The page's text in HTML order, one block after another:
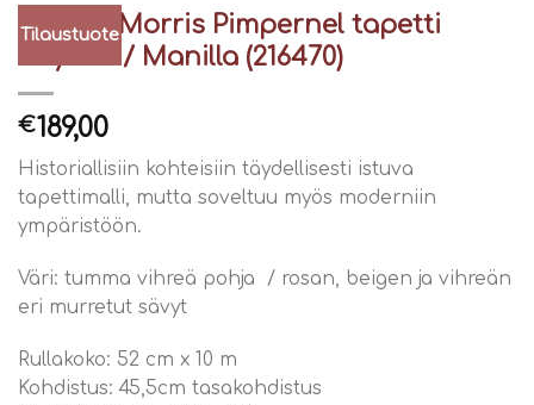
Tilaustuote
William Morris Pimpernel tapetti
Bayleaf / Manilla (216470)
€189,00
Historiallisiin kohteisiin täydellisesti istuva
tapettimalli, mutta soveltuu myös moderniin
ympäristöön.
Väri: tumma vihreä pohja / rosan, beigen ja vihreän
eri murretut sävyt
Rullakoko: 52 cm x 10 m
Kohdistus: 45,5cm tasakohdistus